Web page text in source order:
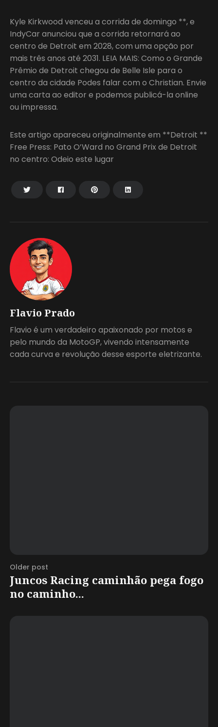
Flavio Prado
Flavio é um verdadeiro apaixonado por motos e
pelo mundo da MotoGP, vivendo intensamente
cada curva e revolução desse esporte eletrizante.
Kyle Kirkwood venceu a corrida de domingo **, e
IndyCar anunciou que a corrida retornará ao
centro de Detroit em 2028, com uma opção por
mais três anos até 2031. LEIA MAIS: Como o Grande
Prêmio de Detroit chegou de Belle Isle para o
centro da cidade Podes falar com o Christian. Envie
uma carta ao editor e podemos publicá-la online
ou impressa.
Este artigo apareceu originalmente em **Detroit **
Free Press: Pato O’Ward no Grand Prix de Detroit
no centro: Odeio este lugar
Older post
Juncos Racing caminhão pega fogo
no caminho...